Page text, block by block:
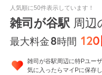
人気順に50件表示しています！
雑司が谷駅 周辺
最大料金8時間
雑司が谷駅周辺に特Pユー
気に入ったらマイPに保存し